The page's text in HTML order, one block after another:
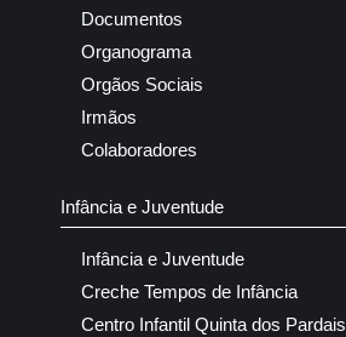
Documentos
Organograma
Orgãos Sociais
Irmãos
Colaboradores
Infância e Juventude
Infância e Juventude
Creche Tempos de Infância
Centro Infantil Quinta dos Pardais